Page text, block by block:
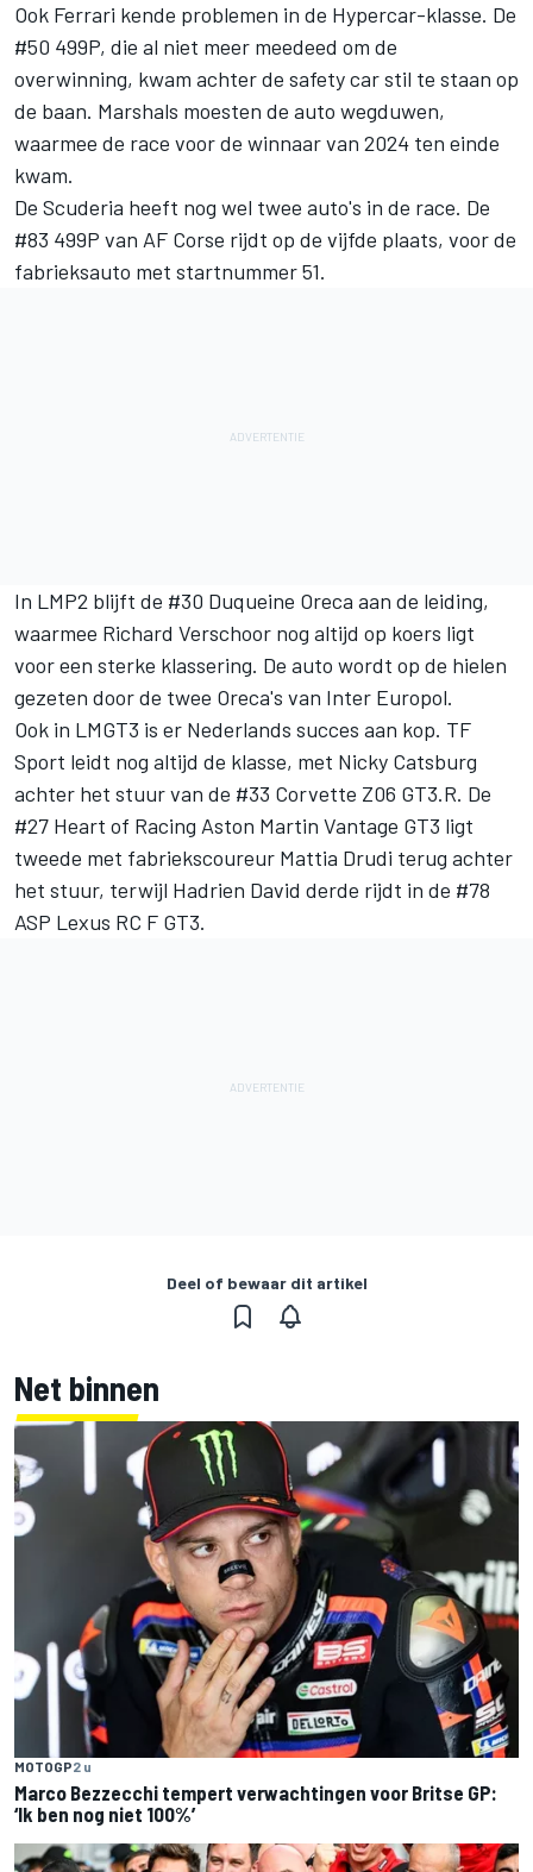
Ook Ferrari kende problemen in de Hypercar-klasse. De
#50 499P, die al niet meer meedeed om de
overwinning, kwam achter de safety car stil te staan op
de baan. Marshals moesten de auto wegduwen,
waarmee de race voor de winnaar van 2024 ten einde
kwam.
De Scuderia heeft nog wel twee auto's in de race. De
#83 499P van AF Corse rijdt op de vijfde plaats, voor de
fabrieksauto met startnummer 51.
In LMP2 blijft de #30 Duqueine Oreca aan de leiding,
waarmee Richard Verschoor nog altijd op koers ligt
voor een sterke klassering. De auto wordt op de hielen
gezeten door de twee Oreca's van Inter Europol.
Ook in LMGT3 is er Nederlands succes aan kop. TF
Sport leidt nog altijd de klasse, met Nicky Catsburg
achter het stuur van de #33 Corvette Z06 GT3.R. De
#27 Heart of Racing Aston Martin Vantage GT3 ligt
tweede met fabriekscoureur Mattia Drudi terug achter
het stuur, terwijl Hadrien David derde rijdt in de #78
ASP Lexus RC F GT3.
Deel of bewaar dit artikel
Net binnen
MOTOGP2 u
Marco Bezzecchi tempert verwachtingen voor Britse GP:
‘Ik ben nog niet 100%’